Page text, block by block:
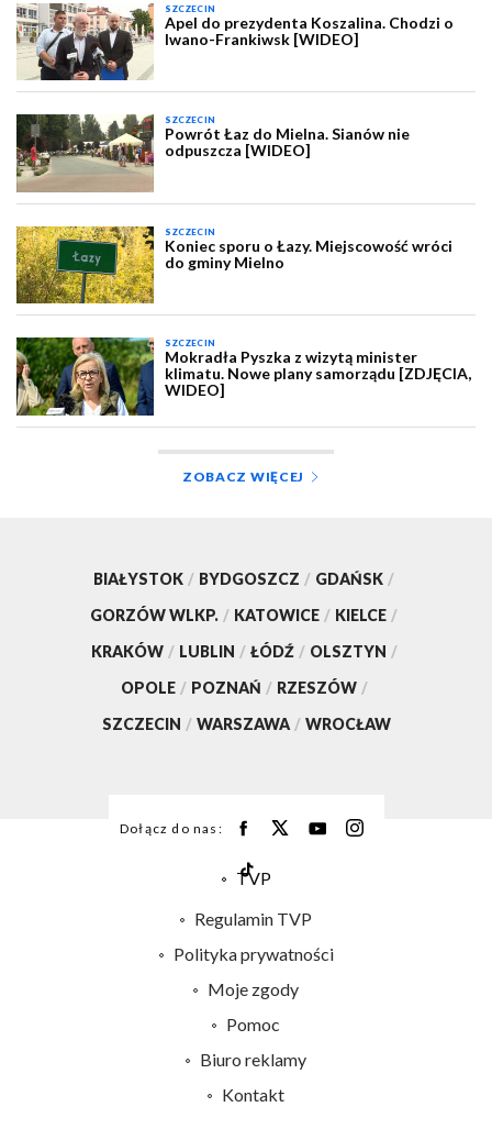
SZCZECIN
Apel do prezydenta Koszalina. Chodzi o
Iwano-Frankiwsk [WIDEO]
SZCZECIN
Powrót Łaz do Mielna. Sianów nie
odpuszcza [WIDEO]
SZCZECIN
Koniec sporu o Łazy. Miejscowość wróci
do gminy Mielno
SZCZECIN
Mokradła Pyszka z wizytą minister
klimatu. Nowe plany samorządu [ZDJĘCIA,
WIDEO]
ZOBACZ WIĘCEJ
BIAŁYSTOK / BYDGOSZCZ / GDAŃSK /
GORZÓW WLKP. / KATOWICE / KIELCE /
KRAKÓW / LUBLIN / ŁÓDŹ / OLSZTYN /
OPOLE / POZNAŃ / RZESZÓW /
SZCZECIN / WARSZAWA / WROCŁAW
Dołącz do nas:
TVP
Centrum informacji TVP
Naziemna Telewizja Cyfrowa
Regulamin TVP
Polityka prywatności
Moje zgody
Pomoc
Biuro reklamy
Kontakt